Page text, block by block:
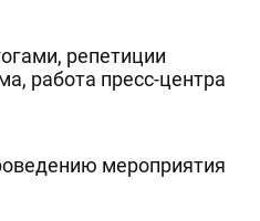
репетиции
работа пресс-центра
мероприятия